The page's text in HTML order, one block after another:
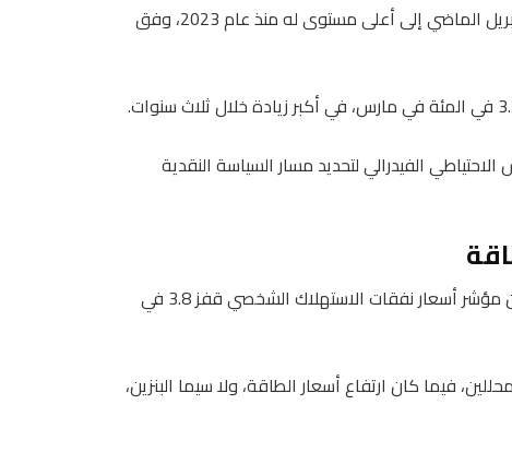
أظهرت بيانات رسمية أن التضخم في أمريكا ارتفع خلال شهر أبريل الماضي إلى أعلى مستوى له منذ عام 2023، وفق
الفيدرالي لتحديد مسار السياسة النقدية
ذكر مكتب التحليل الاقتصادي التابع لوزارة التجارة الأمريكية أن مؤشر أسعار نفقات الاستهلاك الشخصي قفز 3.8 في
فيما كان ارتفاع أسعار الطاقة، ولا سيما البنزين،